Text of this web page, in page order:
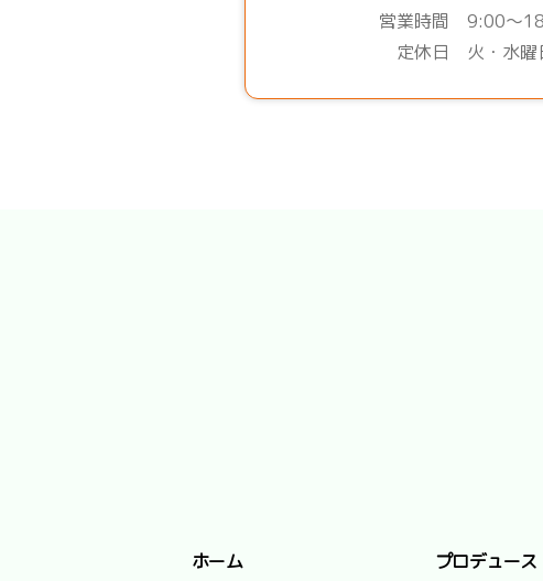
営業時間 9:00～
定休日 火・水曜
ホーム
プロデュース